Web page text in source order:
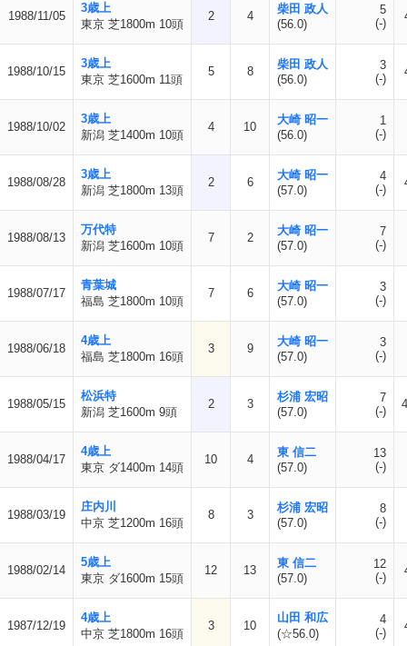
1988/11/05
3歳上
東京 芝1800m 10頭
2 4
柴田 政人
(56.0)
5
(-)
1988/10/15
3歳上
東京 芝1600m 11頭
5 8
柴田 政人
(56.0)
3
(-)
1988/10/02
3歳上
新潟 芝1400m 10頭
4 10
大崎 昭一
(56.0)
1
(-)
1988/08/28
3歳上
新潟 芝1800m 13頭
2 6
大崎 昭一
(57.0)
4
(-)
1988/08/13
万代特
新潟 芝1600m 10頭
7 2
大崎 昭一
(57.0)
7
(-)
1988/07/17
青葉城
福島 芝1800m 10頭
7 6
大崎 昭一
(57.0)
3
(-)
1988/06/18
4歳上
福島 芝1800m 16頭
3 9
大崎 昭一
(57.0)
3
(-)
1988/05/15
松浜特
新潟 芝1600m 9頭
2 3
杉浦 宏昭
(57.0)
7
(-)
1988/04/17
4歳上
東京 ダ1400m 14頭
10 4
東 信二
(57.0)
13
(-)
1988/03/19
庄内川
中京 芝1200m 16頭
8 3
杉浦 宏昭
(57.0)
8
(-)
1988/02/14
5歳上
東京 ダ1600m 15頭
12 13
東 信二
(57.0)
12
(-)
1987/12/19
4歳上
中京 芝1800m 16頭
3 10
山田 和広
(☆56.0)
4
(-)